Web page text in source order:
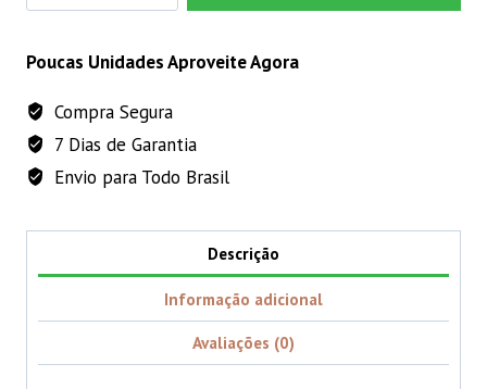
50
quantidade
Poucas Unidades Aproveite Agora
Compra Segura
7 Dias de Garantia
Envio para Todo Brasil
Descrição
Informação adicional
Avaliações (0)